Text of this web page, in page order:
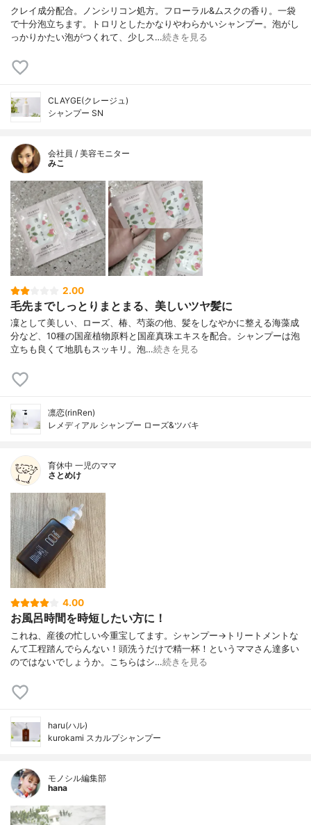
クレイ成分配合。ノンシリコン処方。フローラル&ムスクの香り。一袋
で十分泡立ちます。トロリとしたかなりやわらかいシャンプー。泡がし
っかりかたい泡がつくれて、少しス…続きを見る
CLAYGE(クレージュ)
シャンプー SN
会社員 / 美容モニター
みこ
2.00
毛先までしっとりまとまる、美しいツヤ髪に
凜として美しい、ローズ、椿、芍薬の他、髪をしなやかに整える海藻成
分など、10種の国産植物原料と国産真珠エキスを配合。シャンプーは泡
立ちも良くて地肌もスッキリ。泡…続きを見る
凛恋(rinRen)
レメディアル シャンプー ローズ&ツバキ
育休中 一児のママ
さとめけ
4.00
お風呂時間を時短したい方に！
これね、産後の忙しい今重宝してます。シャンプー→トリートメントな
んて工程踏んでらんない！頭洗うだけで精一杯！というママさん達多い
のではないでしょうか。こちらはシ…続きを見る
haru(ハル)
kurokami スカルプシャンプー
モノシル編集部
hana